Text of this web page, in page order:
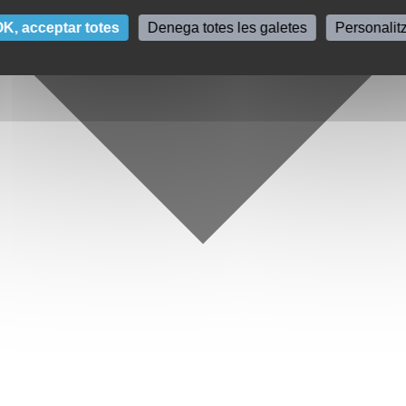
acceptar totes Denega totes les galetes